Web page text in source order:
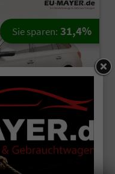
Sie sparen: 31,4%